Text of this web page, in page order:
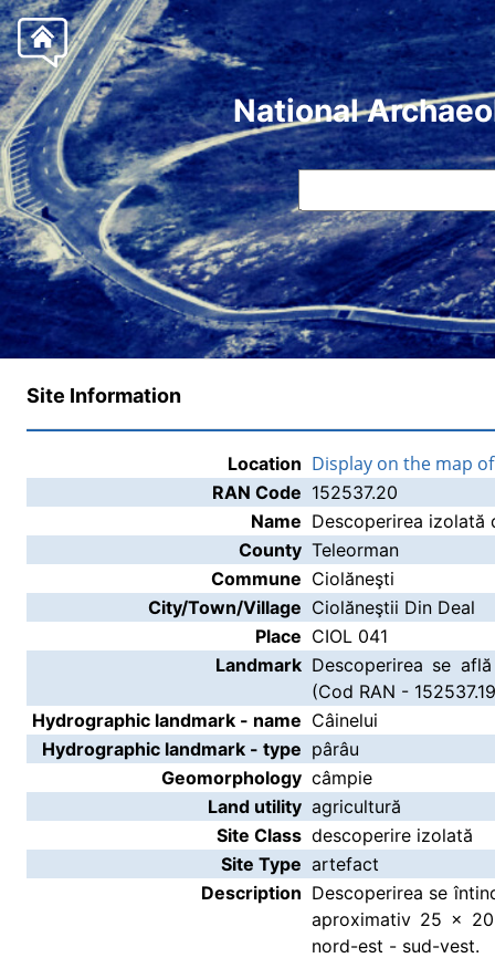
National
Site Information
Location Display on the map
RAN Code 152537.20
Name Descoperirea izolată
County Teleorman
Commune Ciolăneşti
City/Town/Village Ciolăneştii Din Deal
Place CIOL 041
Landmark Descoperirea se
(Cod RAN -
Hydrographic landmark - name Câinelui
Hydrographic landmark - type pârâu
Geomorphology câmpie
Land utility agricultură
Site Class descoperire izolată
Site Type artefact
Description Descoperirea se
aproximativ 25 x
nord-est - sud-vest.